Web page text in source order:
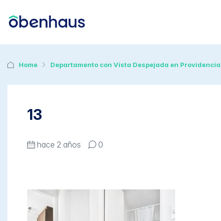
Home Departamento con Vista Despejada en Providencia
13
hace 2 años 0